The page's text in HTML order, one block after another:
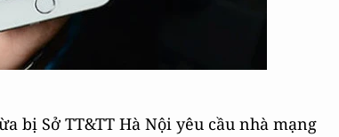
bị Sở TT&TT Hà Nội yêu cầu nhà mạng